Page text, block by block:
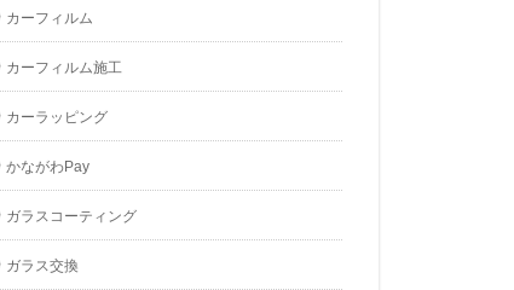
カーフィルム
カーフィルム施工
カーラッピング
かながわPay
ガラスコーティング
ガラス交換